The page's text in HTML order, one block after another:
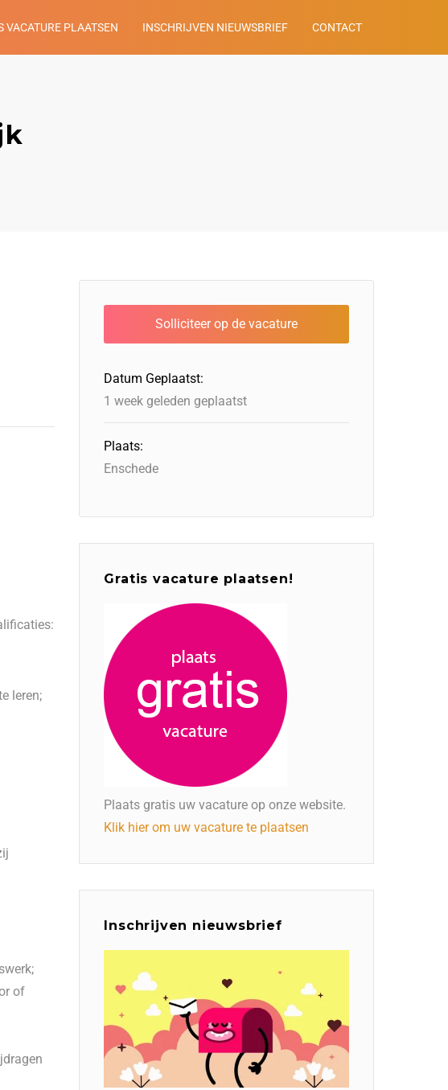
VACATURE PLAATSEN INSCHRIJVEN NIEUWSBRIEF CONTACT
leren;
of
Datum Geplaatst:
1 week geleden geplaatst
Plaats:
Enschede
Gratis vacature plaatsen!
Plaats gratis uw vacature op onze website.
Klik hier om uw vacature te plaatsen
Inschrijven nieuwsbrief